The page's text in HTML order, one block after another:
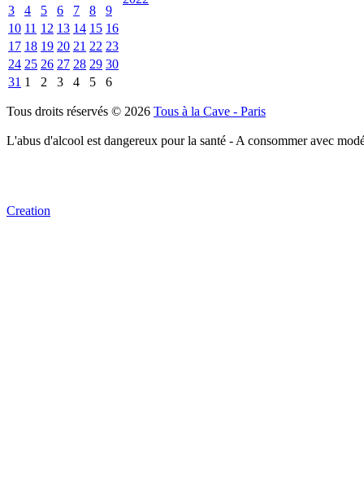
3
4 5 6 7 8
9
10 11 12 13 14 15 16
17 18 19 20 21 22 23
24 25 26 27 28 29 30
31 1 2 3 4 5 6
Tous droits réservés © 2026 Tous à la Cave - Paris
L'abus d'alcool est dangereux pour la santé - A consommer avec
Creation